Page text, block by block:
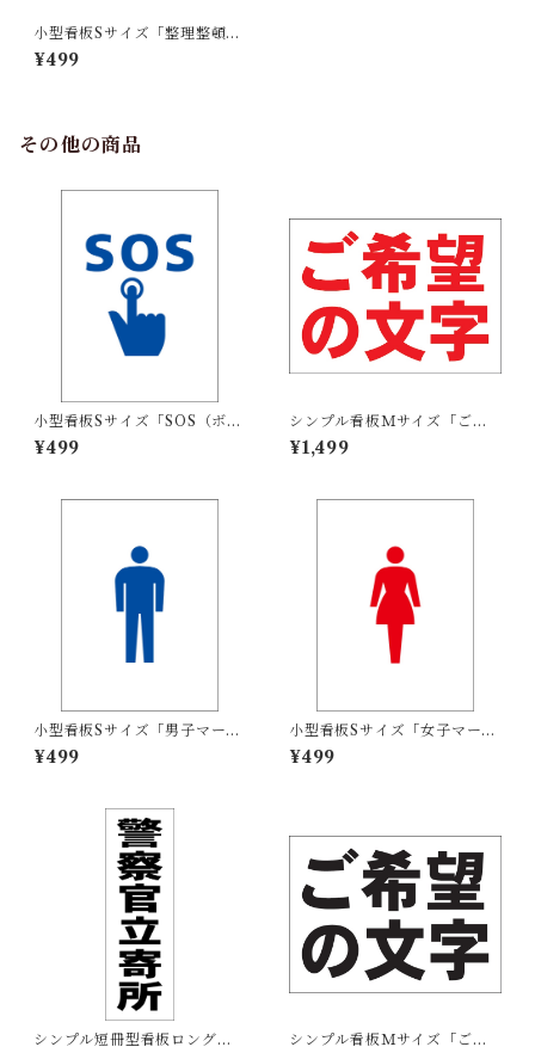
小型看板Sサイズ「整理整頓
（青字）」 屋外可【工場・現
場】
¥499
その他の商品
小型看板Sサイズ「SOS（ボタ
ン）マーク（青）」 屋外可
【その他・マーク】
¥499
シンプル看板Ｍサイズ「ご希
望の文字横型（赤字）」【オ
リジナル・オーダー】屋外可
¥1,499
小型看板Sサイズ「男子マーク
（青）」 屋外可【その他・マ
ーク】
¥499
小型看板Sサイズ「女子マーク
（赤）」 屋外可【その他・マ
ーク】
¥499
シンプル短冊型看板ロング シンプル看板Ｍサイズ「ご希